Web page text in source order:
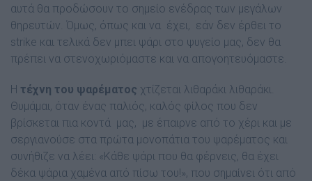
αυτά θα προδώσουν το σημείο ενέδρας των μεγάλων
θηρευτών. Όμως, όπως και να έχει, εάν δεν έρθει το
strike και τελικά δεν μπει ψάρι στο ψυγείο μας, δεν θα
πρέπει να στενοχωριόμαστε και να απογοητευόμαστε.
Η τέχνη του ψαρέματος χτίζεται λιθαράκι λιθαράκι.
Θυμάμαι, όταν ένας παλιός, καλός φίλος που δεν
βρίσκεται πια κοντά μας, με έπαιρνε από το χέρι και με
σεργιανούσε στα πρώτα μονοπάτια του ψαρέματος και
συνήθιζε να λέει: «Κάθε ψάρι που θα φέρνεις, θα έχει
δέκα ψάρια χαμένα από πίσω του!», που σημαίνει ότι από